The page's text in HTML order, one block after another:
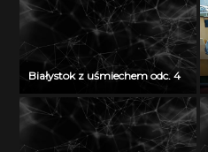
Białystok z uśmiechem odc. 4